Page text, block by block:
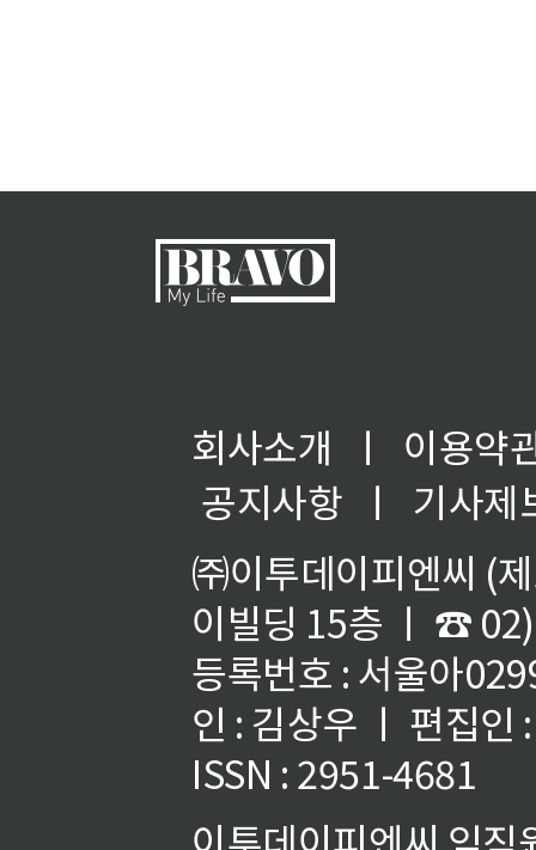
회사소개 ㅣ
이용약
공지사항
ㅣ
기사제
㈜이투데이피엔씨 (
이빌딩 15층 ㅣ ☎
등록번호 : 서울아
인 : 김상우 ㅣ 편집인
ISSN : 2951-4681